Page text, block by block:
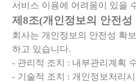
서비스 이용에 어려움이 있을
제8조(개인정보의 안전성
회사는 개인정보의 안전성 확
하고 있습니다.
- 관리적 조치 : 내부관리계획
- 기술적 조치 : 개인정보처리